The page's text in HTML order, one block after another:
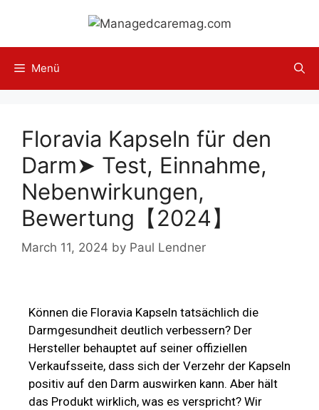
Menü
Floravia Kapseln für den
Darm➤ Test, Einnahme,
Nebenwirkungen,
Bewertung【2024】
March 11, 2024 by Paul Lendner
Können die Floravia Kapseln tatsächlich die
Darmgesundheit deutlich verbessern? Der
Hersteller behauptet auf seiner offiziellen
Verkaufsseite, dass sich der Verzehr der Kapseln
positiv auf den Darm auswirken kann. Aber hält
das Produkt wirklich, was es verspricht? Wir